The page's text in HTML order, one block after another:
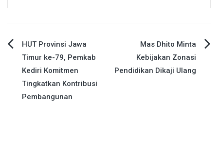
Navigasi
pos
HUT Provinsi Jawa
Timur ke-79, Pemkab
Kediri Komitmen
Tingkatkan Kontribusi
Pembangunan
Mas Dhito Minta
Kebijakan Zonasi
Pendidikan Dikaji Ulang